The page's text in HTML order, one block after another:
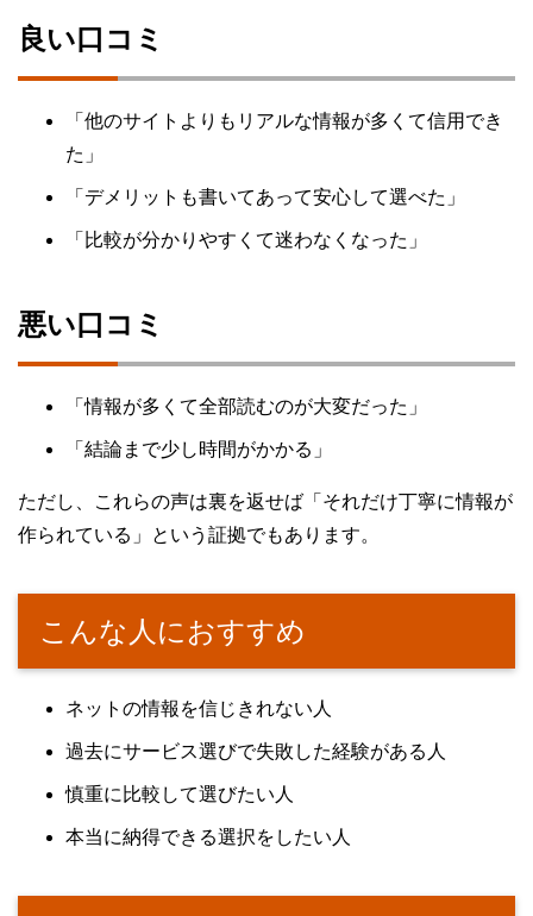
良い口コミ
「他のサイトよりもリアルな情報が多くて信用でき
た」
「デメリットも書いてあって安心して選べた」
「比較が分かりやすくて迷わなくなった」
悪い口コミ
「情報が多くて全部読むのが大変だった」
「結論まで少し時間がかかる」
ただし、これらの声は裏を返せば「それだけ丁寧に情報が
作られている」という証拠でもあります。
こんな人におすすめ
ネットの情報を信じきれない人
過去にサービス選びで失敗した経験がある人
慎重に比較して選びたい人
本当に納得できる選択をしたい人